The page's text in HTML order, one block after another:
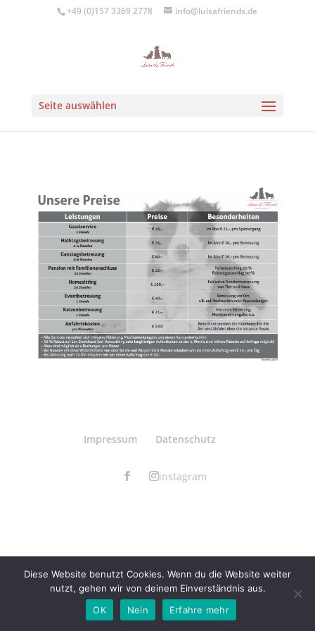
+49 (0)157 3369 2778 info@luisafriends.de
Seite auswählen
Impressum Datenschutz
instagram
Diese Website benutzt Cookies. Wenn du die Website weiter
nutzt, gehen wir von deinem Einverständnis aus.
OK
Nein Erfahre mehr